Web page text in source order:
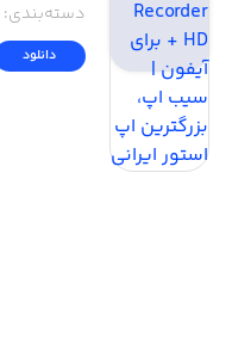
دسته‌بندی:
دانلود